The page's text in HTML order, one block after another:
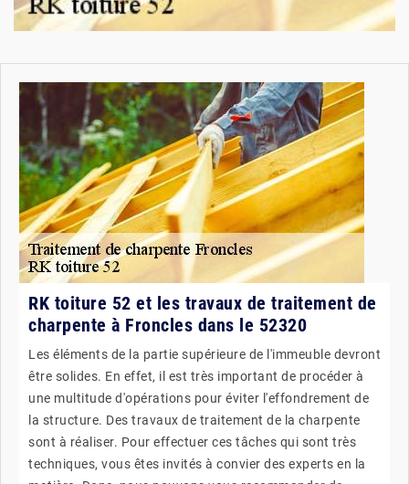
RK toiture 52 et les travaux de traitement de
charpente à Froncles dans le 52320
Les éléments de la partie supérieure de l'immeuble devront
être solides. En effet, il est très important de procéder à
une multitude d'opérations pour éviter l'effondrement de
la structure. Des travaux de traitement de la charpente
sont à réaliser. Pour effectuer ces tâches qui sont très
techniques, vous êtes invités à convier des experts en la